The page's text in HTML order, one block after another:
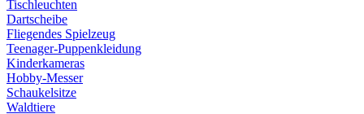
Tischleuchten
Dartscheibe
Fliegendes Spielzeug
Teenager-Puppenkleidung
Kinderkameras
Hobby-Messer
Schaukelsitze
Waldtiere